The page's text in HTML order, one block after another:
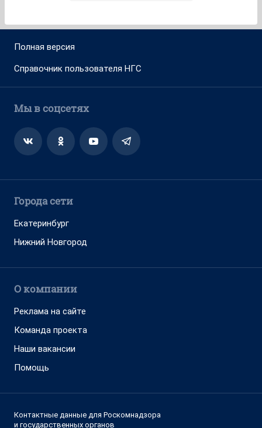
Полная версия
Справочник пользователя НГС
Мы в соцсетях
Города сети
Екатеринбург
Нижний Новгород
О компании
Реклама на сайте
Команда проекта
Наши вакансии
Помощь
Контактные данные для Роскомнадзора
и государственных органов